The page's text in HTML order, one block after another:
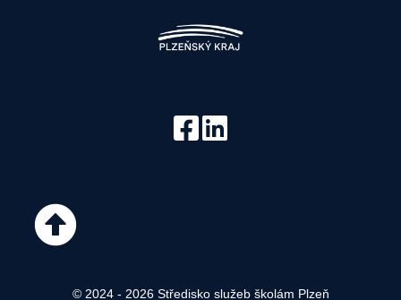
© 2024 - 2026 Středisko služeb školám Plzeň